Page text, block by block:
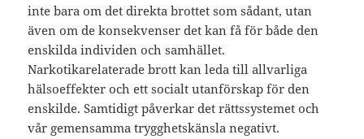
inte bara om det direkta brottet som sådant, utan
även om de konsekvenser det kan få för både den
enskilda individen och samhället.
Narkotikarelaterade brott kan leda till allvarliga
hälsoeffekter och ett socialt utanförskap för den
enskilde. Samtidigt påverkar det rättssystemet och
vår gemensamma trygghetskänsla negativt.